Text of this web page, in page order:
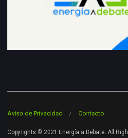
Aviso de Privacidad Contacto
Copyrights © 2021 Energía a Debate. All